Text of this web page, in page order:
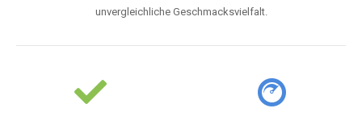
unvergleichliche Geschmacksvielfalt.